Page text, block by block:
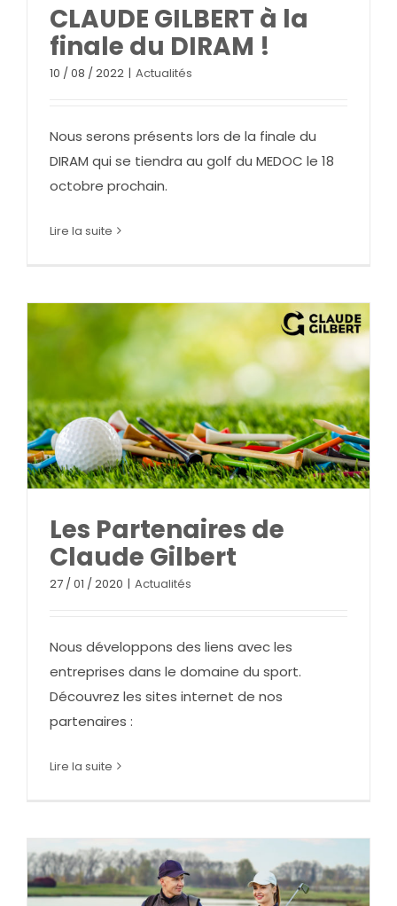
CLAUDE GILBERT à la
finale du DIRAM !
10 / 08 / 2022 | Actualités
Nous serons présents lors de la finale du
DIRAM qui se tiendra au golf du MEDOC le 18
octobre prochain.
Lire la suite
Les Partenaires de
Claude Gilbert
27 / 01 / 2020 | Actualités
Nous développons des liens avec les
entreprises dans le domaine du sport.
Découvrez les sites internet de nos
partenaires :
Lire la suite